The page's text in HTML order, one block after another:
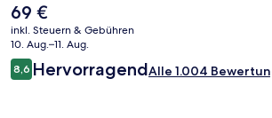
Der
aktuelle
Preis
beträgt
69 €.
69 €
inkl. Steuern & Gebühren
10. Aug.–11. Aug.
Bewertungen
8,68,6 von 10.
HervorragendAlle 1.004